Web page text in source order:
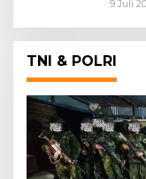
9 Juli
TNI & POLRI